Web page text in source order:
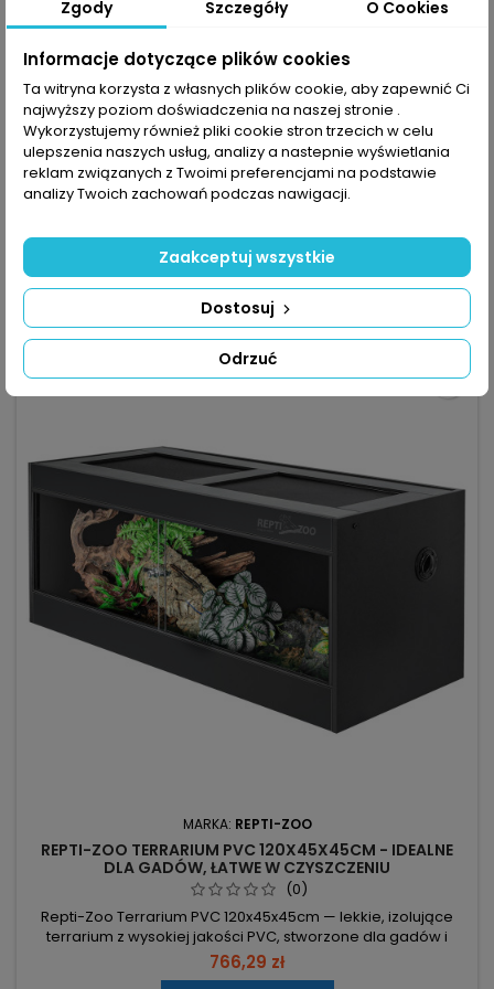
MARKA:REPTI-ZOO
REPTI-ZOO TERRARIUM PVC 90X45X45CM - IDEALNE DLA
GADÓW, LEKKIE I ŁATWE W CZYSZCZENIU
(0)
Repti-Zoo Terrarium PVC 90x45x45cm – terrarium z wysokiej
wilgotnościową niż szkło i drewno dla stabilnego
mikroklimatu. Wymiary 90×45×45 cm – odpowiednie dla
węży, gekonów, żab drzewnych i kameleonów. Materiał: PVC
– odporność na wilgoć, nie chłonie wody i łatwe czyszczenie.
Zdejmowany ekran górny –...
727,49 zł
 Dodaj do koszyka
W magazynie
MARKA: REPTI-ZOO
REPTI-ZOO TERRARIUM PVC 120X45X45CM - IDEALNE
DLA GADÓW, ŁATWE W CZYSZCZENIU
(0)
Repti-Zoo Terrarium PVC 120x45x45cm — lekkie, izolujące
terrarium z wysokiej jakości PVC, stworzone dla gadów i
płazów. Wymiary 120x45x45 cm — optymalna przestrzeń dla
węży, gekonów, żółwi, żab drzewnych i kameleonów. PVC —
766,29 zł
favorite_border
Zgody Szczegóły O Cookies
Informacje dotyczące plików cookies
Ta witryna korzysta z własnych plików cookie, aby zapewnić Ci
najwyższy poziom doświadczenia na naszej stronie .
Wykorzystujemy również pliki cookie stron trzecich w celu
ulepszenia naszych usług, analizy a nastepnie wyświetlania
reklam związanych z Twoimi preferencjami na podstawie
analizy Twoich zachowań podczas nawigacji.
Odrzuć
Dostosuj
Zaakceptuj wszystkie